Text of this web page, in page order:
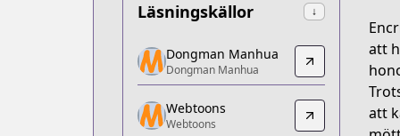
Läsningskällor ↓
Dongman Manhua
Dongman Manhua
https://www.dongmanmanhua.cn/
Webtoons
Dongman Manhua
Dongman Manhua
Webtoons
Webtoons
att
att